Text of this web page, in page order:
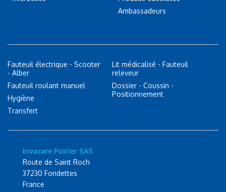
Ambassadeurs
Fauteuil électrique - Scooter
- Alber
Fauteuil roulant manuel
Hygiène
Transfert
Lit médicalisé - Fauteuil
releveur
Dossier - Coussin -
Positionnement
Invacare Poirier SAS
Route de Saint Roch
37230 Fondettes
France